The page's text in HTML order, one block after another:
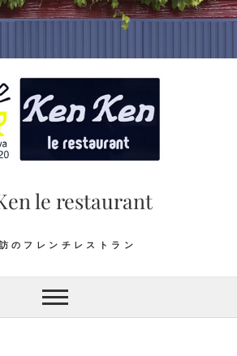
le restaurant
のフレンチレストラン